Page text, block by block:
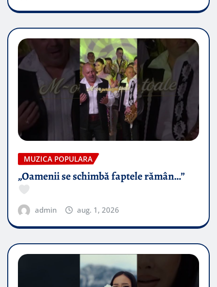
MUZICA POPULARA
„Oamenii se schimbă faptele rămân…”
admin aug. 1, 2026